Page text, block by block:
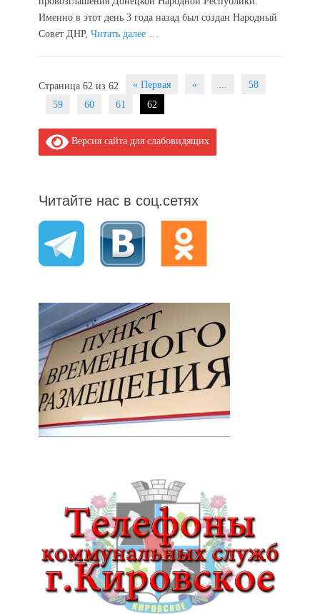
Именно в этот день 3 года назад был создан Народный
Совет ДНР, Читать далее …
Post
navigation
Страница 62 из 62 « Первая « ...
58
59
60 61 62
Версия сайта для слабовидящих
Читайте нас в соц.сетях